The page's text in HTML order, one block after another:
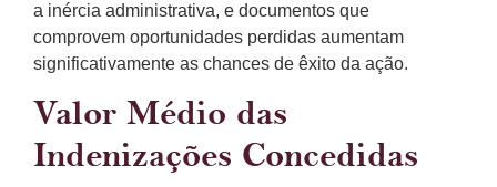
a inércia administrativa, e documentos que
comprovem oportunidades perdidas aumentam
significativamente as chances de êxito da ação.
Valor Médio das
Indenizações Concedidas